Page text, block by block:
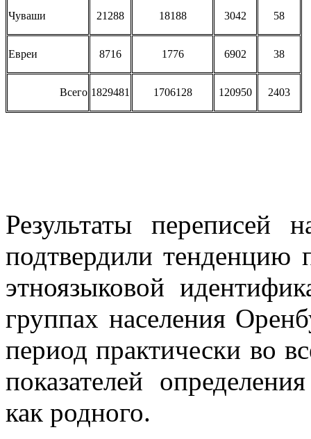
Чуваши 21288 18188 3042 58
Евреи 8716 1776 6902 38
Всего 1829481 1706128 120950 2403
Результаты переписей
подтвердили тенденцию
этноязыковой
группах населения
период практически во
показателей
как родного.